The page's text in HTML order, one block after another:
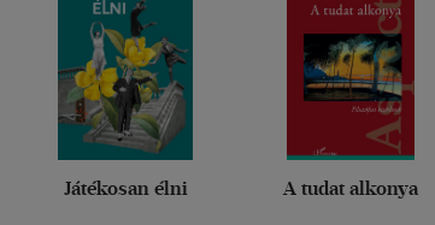
Játékosan élni A tudat alkonya